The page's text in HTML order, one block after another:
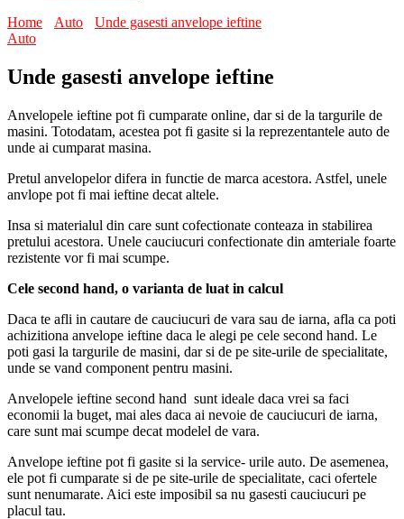
Home
Auto
Unde gasesti anvelope ieftine
Auto
Unde gasesti anvelope ieftine
Anvelopele ieftine pot fi cumparate online, dar si de la targurile de
masini. Totodatam, acestea pot fi gasite si la reprezentantele auto de
unde ai cumparat masina.
Pretul anvelopelor difera in functie de marca acestora. Astfel, unele
anvlope pot fi mai ieftine decat altele.
Insa si materialul din care sunt cofectionate conteaza in stabilirea
pretului acestora. Unele cauciucuri confectionate din amteriale foarte
rezistente vor fi mai scumpe.
Cele second hand, o varianta de luat in calcul
Daca te afli in cautare de cauciucuri de vara sau de iarna, afla ca poti
achizitiona anvelope ieftine daca le alegi pe cele second hand. Le
poti gasi la targurile de masini, dar si de pe site-urile de specialitate,
unde se vand component pentru masini.
Anvelopele ieftine second hand sunt ideale daca vrei sa faci
economii la buget, mai ales daca ai nevoie de cauciucuri de iarna,
care sunt mai scumpe decat modelel de vara.
Anvelope ieftine pot fi gasite si la service- urile auto. De asemenea,
ele pot fi cumparate si de pe site-urile de specialitate, caci ofertele
sunt nenumarate. Aici este imposibil sa nu gasesti cauciucuri pe
placul tau.